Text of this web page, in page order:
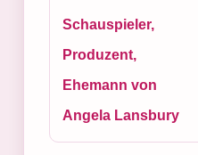
Schauspieler,
Produzent,
Ehemann von
Angela Lansbury